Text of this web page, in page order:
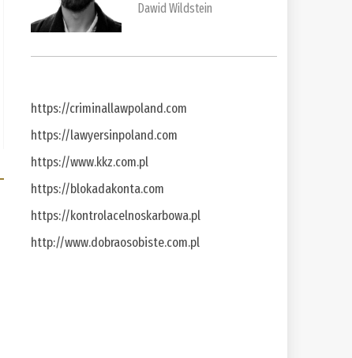
Dawid Wildstein
https://criminallawpoland.com
https://lawyersinpoland.com
https://www.kkz.com.pl
https://blokadakonta.com
https://kontrolacelnoskarbowa.pl
http://www.dobraosobiste.com.pl